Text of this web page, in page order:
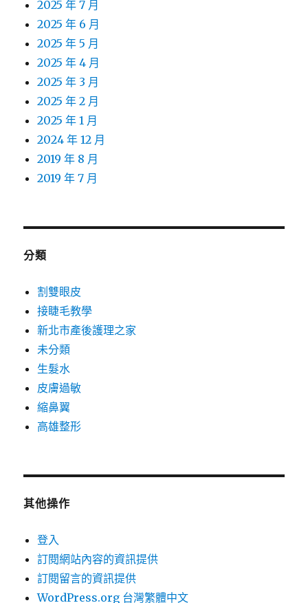
2025 年 7 月
2025 年 6 月
2025 年 5 月
2025 年 4 月
2025 年 3 月
2025 年 2 月
2025 年 1 月
2024 年 12 月
2019 年 8 月
2019 年 7 月
分類
割雙眼皮
接睫毛教學
新北市產後護理之家
未分類
生髮水
皮膚過敏
縮鼻翼
高雄整形
其他操作
登入
訂閱網站內容的資訊提供
訂閱留言的資訊提供
WordPress.org 台灣繁體中文